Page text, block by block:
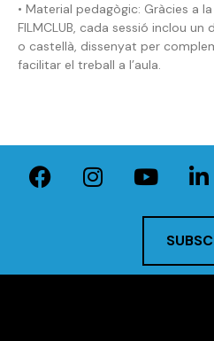
• Material pedagògic: Gràcies a
FILMCLUB, cada sessió inclou
o castellà, dissenyat per
facilitar el treball a l’aula.